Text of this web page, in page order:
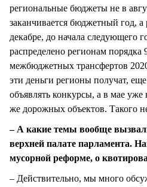
региональные бюджеты не в
заканчивается бюджетный год, а
декабре, до начала следующего
распределено регионам порядка
межбюджетных трансфертов
эти деньги регионы получат,
объявлять конкурсы, а в мае уже
же дорожных объектов. Такого
– А какие темы вообще
верхней палате парламента.
мусорной реформе, о
– Действительно, мы много